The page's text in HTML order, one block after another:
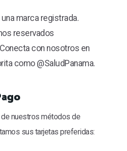
marca registrada.
reservados
con nosotros en
como @SaludPanama.
nuestros métodos de
sus tarjetas preferidas: